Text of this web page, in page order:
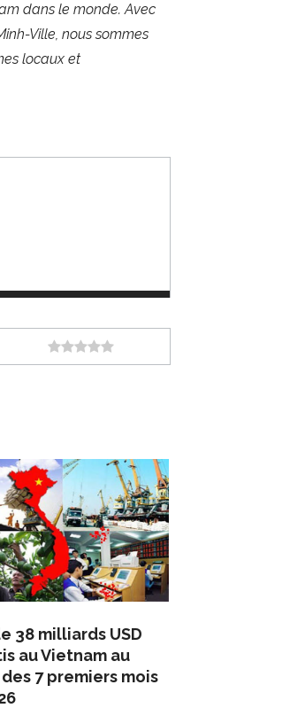
dans le monde. Avec
Ville, nous sommes
locaux et
38 milliards USD
au Vietnam au
7 premiers mois